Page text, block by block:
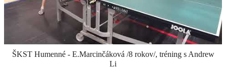
ŠKST Humenné - E.Marcinčáková /8 rokov/, tréning s Andrew
Li